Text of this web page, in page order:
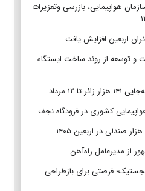
هواپیمایی، بازرسی وتعزیرات
اربعین افزایش یافت
و توسعه از روند ساخت ایستگاه
کشوری در فرودگاه نجف
از مدیرعامل راه‌آهن
فرصتی برای بازطراحی